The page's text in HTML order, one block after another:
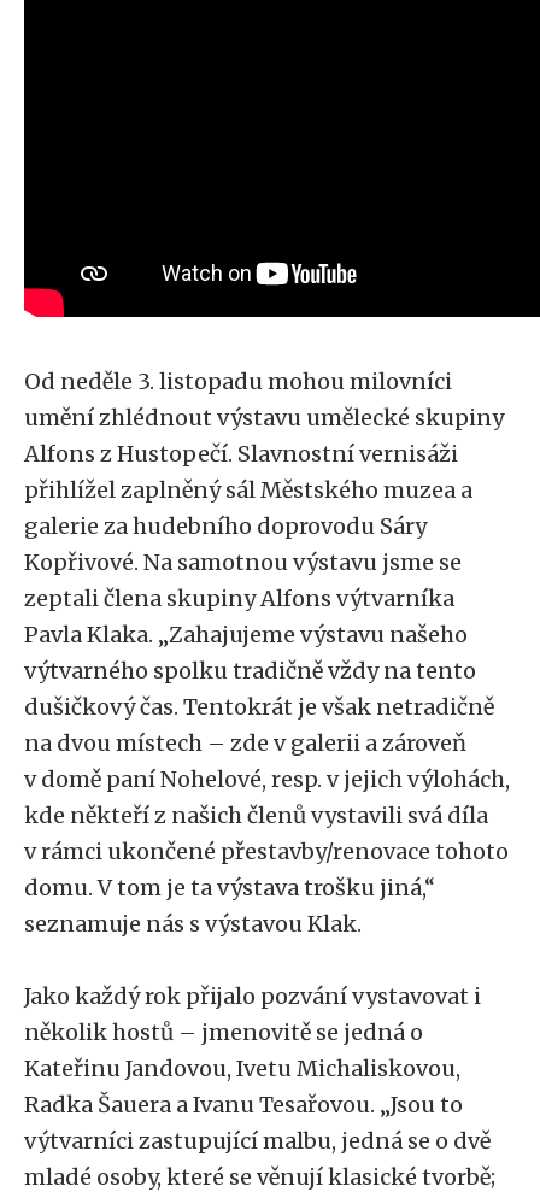
Od neděle 3. listopadu mohou milovníci
umění zhlédnout výstavu umělecké skupiny
Alfons z Hustopečí. Slavnostní vernisáži
přihlížel zaplněný sál Městského muzea a
galerie za hudebního doprovodu Sáry
Kopřivové. Na samotnou výstavu jsme se
zeptali člena skupiny Alfons výtvarníka
Pavla Klaka. „Zahajujeme výstavu našeho
výtvarného spolku tradičně vždy na tento
dušičkový čas. Tentokrát je však netradičně
na dvou místech – zde v galerii a zároveň
v domě paní Nohelové, resp. v jejich výlohách,
kde někteří z našich členů vystavili svá díla
v rámci ukončené přestavby/renovace tohoto
domu. V tom je ta výstava trošku jiná,“
seznamuje nás s výstavou Klak.
Jako každý rok přijalo pozvání vystavovat i
několik hostů – jmenovitě se jedná o
Kateřinu Jandovou, Ivetu Michaliskovou,
Radka Šauera a Ivanu Tesařovou. „Jsou to
výtvarníci zastupující malbu, jedná se o dvě
mladé osoby, které se věnují klasické tvorbě;